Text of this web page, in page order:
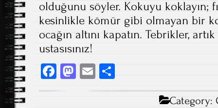
olduğunu söyler. Kokuyu koklayın;
kesinlikle kömür gibi olmayan bir
ocağın altını kapatın. Tebrikler,
ustasısınız!
Fa
ce
M
E
m ha
Category: